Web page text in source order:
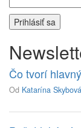
Čo tvorí
Od Katarína Skybová